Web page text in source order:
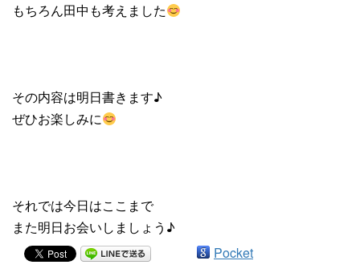
もちろん田中も考えました
その内容は明日書きます♪
ぜひお楽しみに
それでは今日はここまで
また明日お会いしましょう♪
Pocket